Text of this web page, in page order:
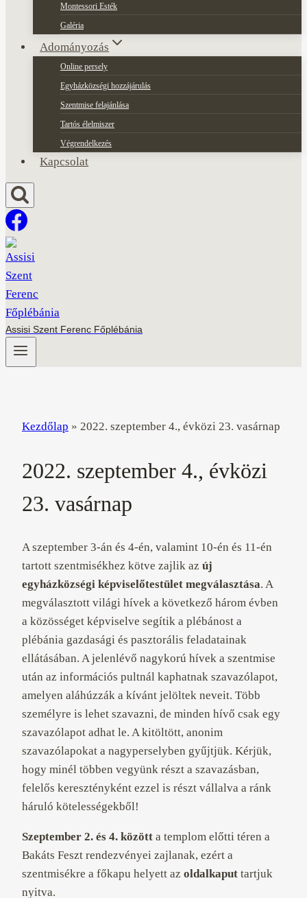
Montessori Esték
Galéria
Adományozás
Online persely
Egyházközségi hozzájárulás
Szentmise felajánlása
Tartós élelmiszer
Végrendelkezés
Kapcsolat
Assisi Szent Ferenc Főplébánia
Kezdőlap » 2022. szeptember 4., évközi 23. vasárnap
2022. szeptember 4., évközi
23. vasárnap
A szeptember 3-án és 4-én, valamint 10-én és 11-én
tartott szentmisékhez kötve zajlik az új
egyházközségi képviselőtestület megválasztása. A
megválasztott világi hívek a következő három évben
a közösséget képviselve segítik a plébánost a
plébánia gazdasági és pasztorális feladatainak
ellátásában. A jelenlévő nagykorú hívek a szentmise
után az információs pultnál kaphatnak szavazólapot,
amelyen aláhúzzák a kívánt jelöltek neveit. Több
személyre is lehet szavazni, de minden hívő csak egy
szavazólapot adhat le. A kitöltött, anonim
szavazólapokat a nagyperselyben gyűjtjük. Kérjük,
hogy minél többen vegyünk részt a szavazásban,
felelős keresztényként ezzel is részt vállalva a ránk
háruló kötelességekből!
Szeptember 2. és 4. között a templom előtti téren a
Bakáts Feszt rendezvényei zajlanak, ezért a
szentmisékre a főkapu helyett az oldalkaput tartjuk
nyitva.